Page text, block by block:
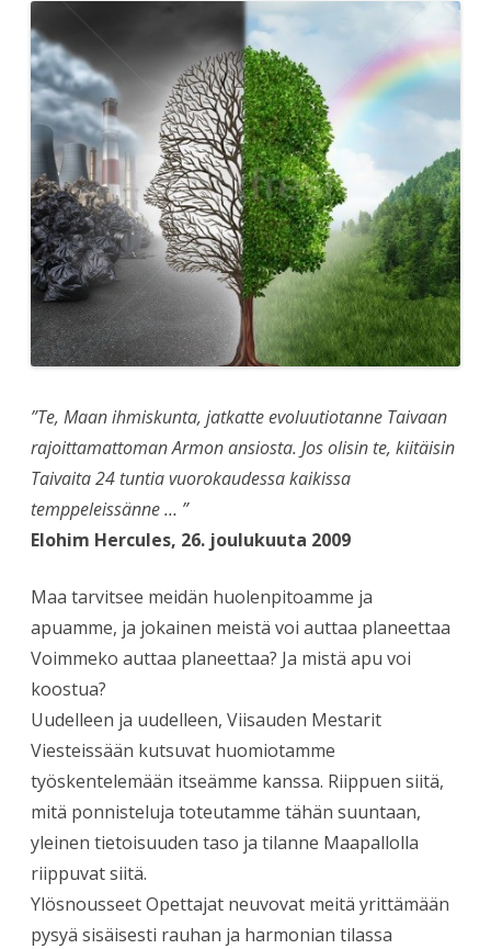
”Te, Maan ihmiskunta, jatkatte evoluutiotanne Taivaan
rajoittamattoman Armon ansiosta. Jos olisin te, kiitäisin
Taivaita 24 tuntia vuorokaudessa kaikissa
temppeleissänne … ”
Elohim Hercules, 26. joulukuuta 2009
Maa tarvitsee meidän huolenpitoamme ja
apuamme, ja jokainen meistä voi auttaa planeettaa
Voimmeko auttaa planeettaa? Ja mistä apu voi
koostua?
Uudelleen ja uudelleen, Viisauden Mestarit
Viesteissään kutsuvat huomiotamme
työskentelemään itseämme kanssa. Riippuen siitä,
mitä ponnisteluja toteutamme tähän suuntaan,
yleinen tietoisuuden taso ja tilanne Maapallolla
riippuvat siitä.
Ylösnousseet Opettajat neuvovat meitä yrittämään
pysyä sisäisesti rauhan ja harmonian tilassa